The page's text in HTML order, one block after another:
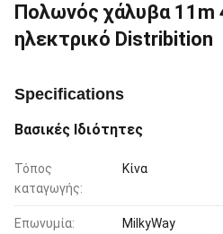
Πολωνός χάλυβα 11m
ηλεκτρικό Distribition
Specifications
Βασικές Ιδιότητες
Τόπος
καταγωγής:
Κίνα
Επωνυμία: MilkyWay